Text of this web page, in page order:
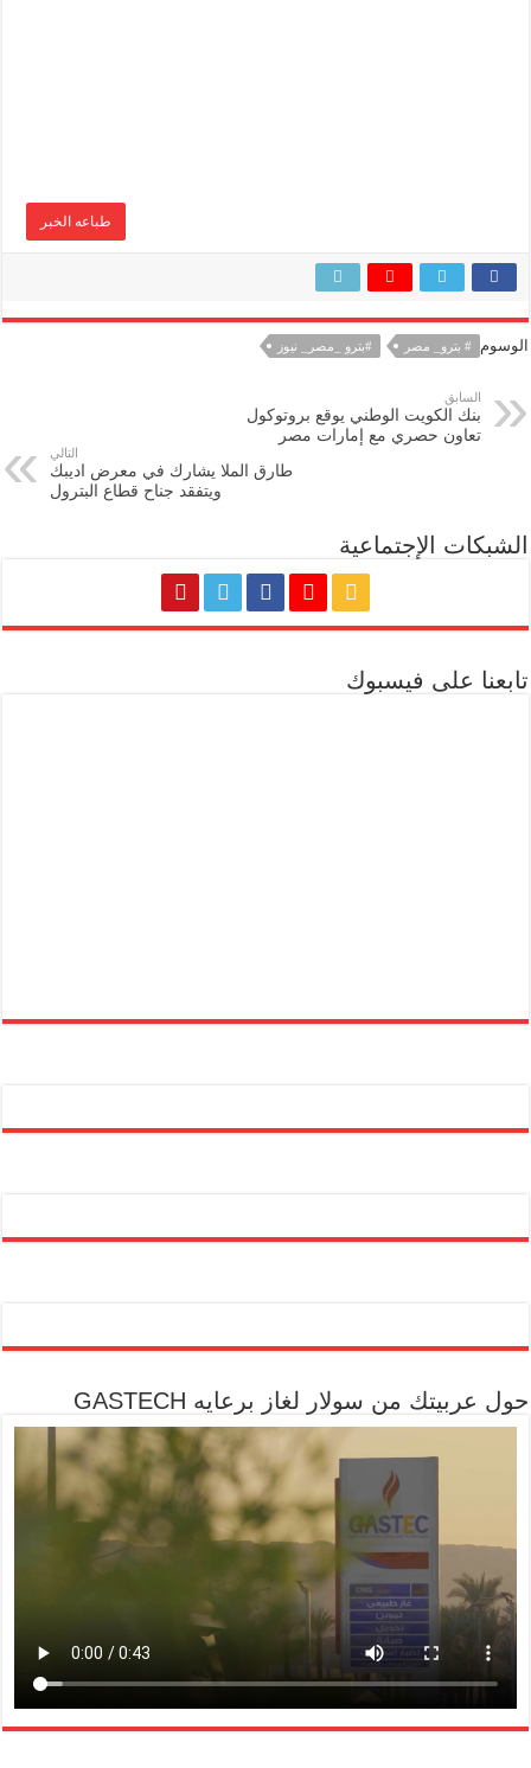
طباعه الخبر
الوسوم # بترو_ مصر #بترو _مصر_ نيوز
السابق
بنك الكويت الوطني يوقع بروتوكول
تعاون حصري مع إمارات مصر
التالي
طارق الملا يشارك في معرض اديبك
ويتفقد جناح قطاع البترول
الشبكات الإجتماعية
تابعنا على فيسبوك
حول عربيتك من سولار لغاز برعايه GASTECH